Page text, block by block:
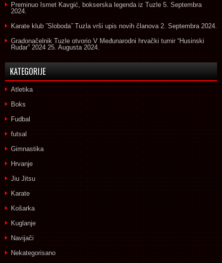
Preminuo Ismet Kavgić, bokserska legenda iz Tuzle 5. Septembra
2024.
Karate klub ˝Sloboda˝ Tuzla vrši upis novih članova 2. Septembra 2024.
Gradonačelnik Tuzle otvorio V Međunarodni hrvački turnir “Husinski
Rudar” 2024 25. Augusta 2024.
KATEGORIJE
Atletika
Boks
Fudbal
futsal
Gimnastika
Hrvanje
Jiu Jitsu
Karate
Košarka
Kuglanje
Navijači
Nekategorisano